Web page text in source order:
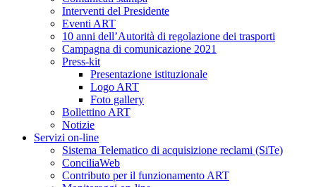
Interventi del Presidente
Eventi ART
10 anni dell’Autorità di regolazione dei trasporti
Campagna di comunicazione 2021
Press-kit
Presentazione istituzionale
Logo ART
Foto gallery
Bollettino ART
Notizie
Servizi on-line
Sistema Telematico di acquisizione reclami (SiTe)
ConciliaWeb
Contributo per il funzionamento ART